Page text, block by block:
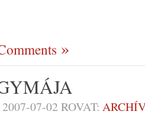
2007-07-02 ROVAT: